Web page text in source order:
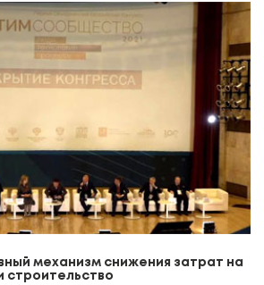
механизм снижения затрат на
строительство